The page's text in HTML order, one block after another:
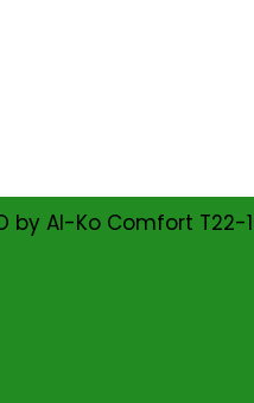
Al-Ko Comfort T22-